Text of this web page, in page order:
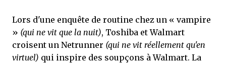
Lors d'une enquête de routine chez un « vampire
» (qui ne vit que la nuit), Toshiba et Walmart
croisent un Netrunner (qui ne vit réellement qu'en
virtuel) qui inspire des soupçons à Walmart. La